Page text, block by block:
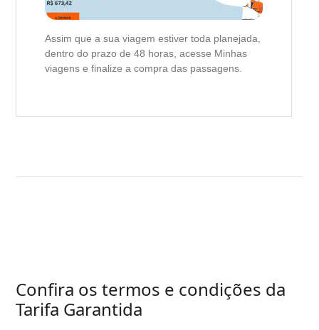
Assim que a sua viagem estiver toda planejada,
dentro do prazo de 48 horas, acesse Minhas
viagens e finalize a compra das passagens.
Confira os termos e condições da
Tarifa Garantida